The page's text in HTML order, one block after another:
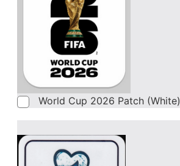
World Cup 2026 Patch (White)